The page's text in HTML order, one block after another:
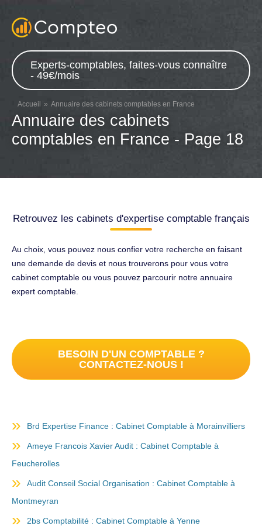
Experts-comptables, faites-vous connaître
- 49€/mois
Accueil Annuaire des cabinets comptables en France
Annuaire des cabinets
comptables en France - Page 18
Retrouvez les cabinets d'expertise comptable français
Au choix, vous pouvez nous confier votre recherche en faisant
une demande de devis et nous trouverons pour vous votre
cabinet comptable ou vous pouvez parcourir notre annuaire
expert comptable.
BESOIN D'UN COMPTABLE ?
CONTACTEZ-NOUS !
Brd Expertise Finance : Cabinet Comptable à Morainvilliers
Ameye Francois Xavier Audit : Cabinet Comptable à
Feucherolles
Audit Conseil Social Organisation : Cabinet Comptable à
Montmeyran
2bs Comptabilité : Cabinet Comptable à Yenne